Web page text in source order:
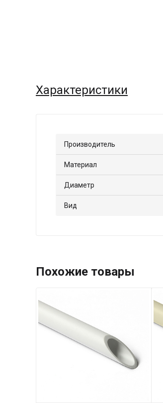
Характеристики
Производитель
Материал
Диаметр
Вид
Похожие товары